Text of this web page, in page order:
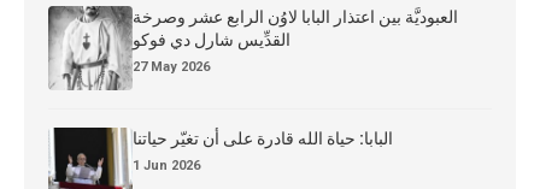
العبوديَّة بين اعتذار البابا لاوُن الرابع عشر وصرخة
القدِّيس شارل دي فوكو
27 May 2026
البابا: حياة الله قادرة على أن تغيّر حياتنا
1 Jun 2026